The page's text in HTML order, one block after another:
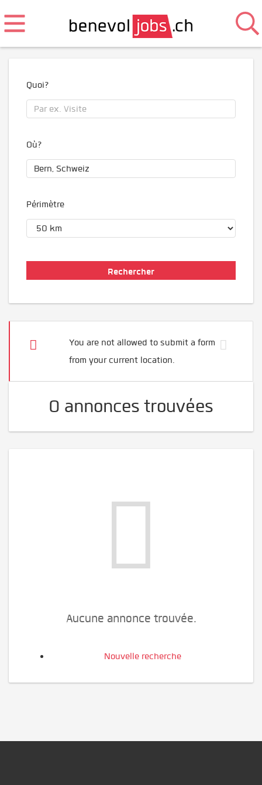
Quoi?
Où?
Périmètre
You are not allowed to submit a form
from your current location.
0 annonces trouvées
Aucune annonce trouvée.
Nouvelle recherche